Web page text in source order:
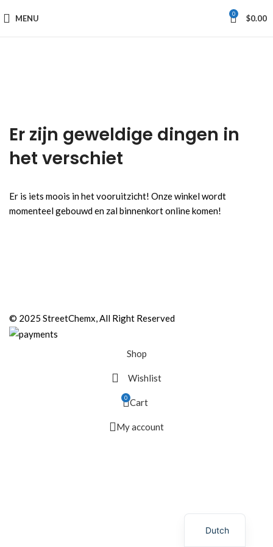
MENU 0 $0.00
Er zijn geweldige dingen in
het verschiet
Er is iets moois in het vooruitzicht! Onze winkel wordt
momenteel gebouwd en zal binnenkort online komen!
© 2025 StreetChemx, All Right Reserved
Shop
Wishlist
0 Cart
My account
Dutch